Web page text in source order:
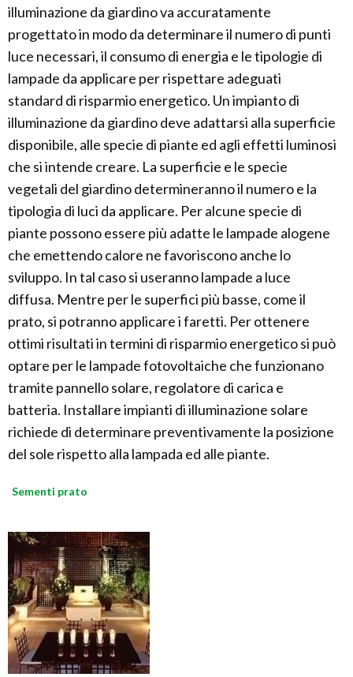
illuminazione da giardino va accuratamente
progettato in modo da determinare il numero di punti
luce necessari, il consumo di energia e le tipologie di
lampade da applicare per rispettare adeguati
standard di risparmio energetico. Un impianto di
illuminazione da giardino deve adattarsi alla superficie
disponibile, alle specie di piante ed agli effetti luminosi
che si intende creare. La superficie e le specie
vegetali del giardino determineranno il numero e la
tipologia di luci da applicare. Per alcune specie di
piante possono essere più adatte le lampade alogene
che emettendo calore ne favoriscono anche lo
sviluppo. In tal caso si useranno lampade a luce
diffusa. Mentre per le superfici più basse, come il
prato, si potranno applicare i faretti. Per ottenere
ottimi risultati in termini di risparmio energetico si può
optare per le lampade fotovoltaiche che funzionano
tramite pannello solare, regolatore di carica e
batteria. Installare impianti di illuminazione solare
richiede di determinare preventivamente la posizione
del sole rispetto alla lampada ed alle piante.
Sementi prato